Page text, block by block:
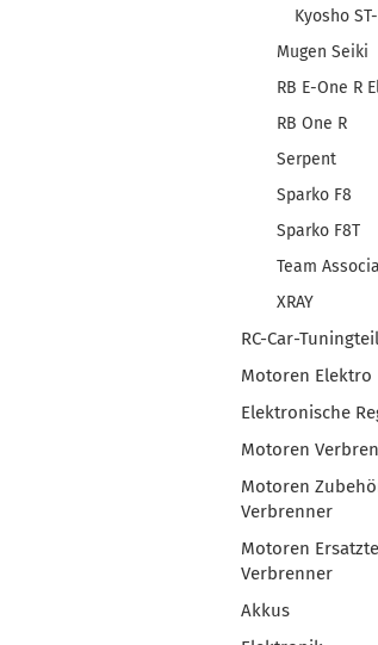
Kyosho
Mugen Seiki
RB E-One R
RB One R
Serpent
Sparko F8
Sparko F8T
Team
XRAY
RC-Car-
Motoren Elektro
Elektronische
Motoren
Motoren
Verbrenner
Motoren
Verbrenner
Akkus